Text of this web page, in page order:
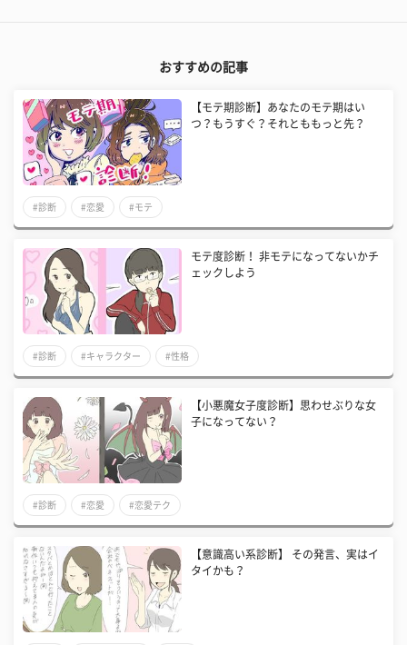
おすすめの記事
【モテ期診断】あなたのモテ期はい
つ？もうすぐ？それとももっと先？
#診断 #恋愛 #モテ
モテ度診断！ 非モテになってないかチ
ェックしよう
#診断 #キャラクター #性格
【小悪魔女子度診断】思わせぶりな女
子になってない？
#診断 #恋愛 #恋愛テク
【意識高い系診断】 その発言、実はイ
タイかも？